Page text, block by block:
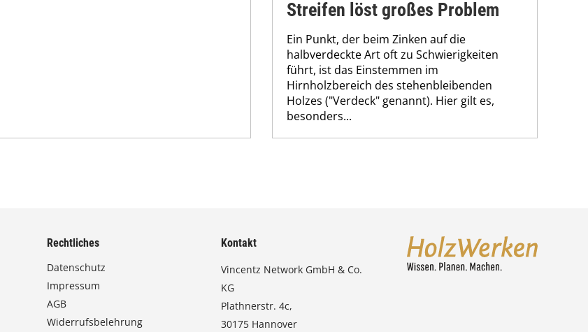
Streifen löst großes Problem
Ein Punkt, der beim Zinken auf die
halbverdeckte Art oft zu Schwierigkeiten
führt, ist das Einstemmen im
Hirnholzbereich des stehenbleibenden
Holzes ("Verdeck" genannt). Hier gilt es,
besonders...
Rechtliches
Datenschutz
Impressum
AGB
Widerrufsbelehrung
Kontakt
Vincentz Network GmbH & Co.
KG
Plathnerstr. 4c,
30175 Hannover